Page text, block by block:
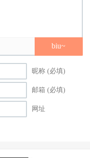
biu~
昵称 (必填)
邮箱 (必填)
网址